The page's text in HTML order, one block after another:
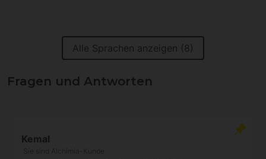
Alle Sprachen anzeigen (8)
Fragen und Antworten
Kemal